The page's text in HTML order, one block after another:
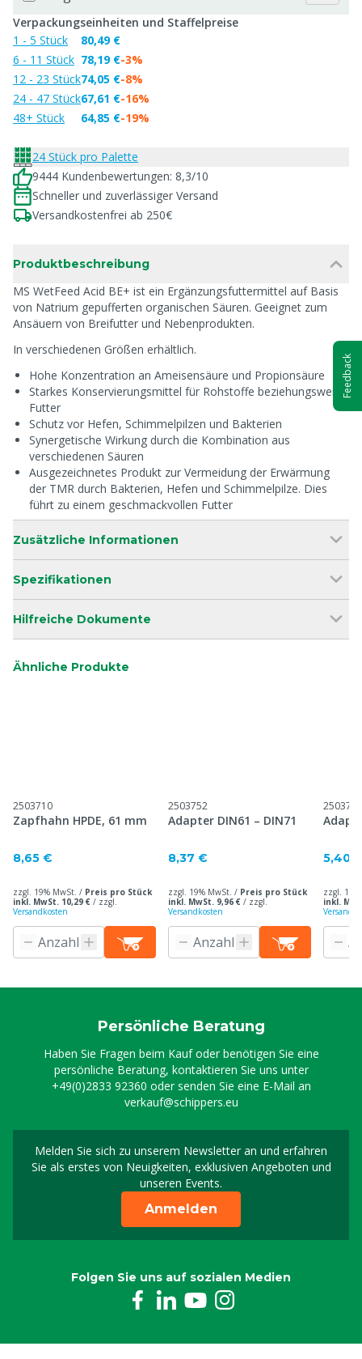
Verpackungseinheiten und Staffelpreise
1 - 5 Stück
6 - 11 Stück
12 - 23 Stück
24 - 47 Stück
48+ Stück
80,49 €
78,19 €
74,05 €
67,61 €
64,85 €
-3%
-8%
-16%
-19%
24 Stück pro Palette
9444 Kundenbewertungen: 8,3/10
Schneller und zuverlässiger Versand
Versandkostenfrei ab 250€
Produktbeschreibung
MS WetFeed Acid BE+ ist ein Ergänzungsfuttermittel auf Basis
von Natrium gepufferten organischen Säuren. Geeignet zum
Ansäuern von Breifutter und Nebenprodukten.
In verschiedenen Größen erhältlich.
Hohe Konzentration an Ameisensäure und Propionsäure
Starkes Konservierungsmittel für Rohstoffe beziehungsweise
Futter
Schutz vor Hefen, Schimmelpilzen und Bakterien
Synergetische Wirkung durch die Kombination aus
verschiedenen Säuren
Ausgezeichnetes Produkt zur Vermeidung der Erwärmung
der TMR durch Bakterien, Hefen und Schimmelpilze. Dies
führt zu einem geschmackvollen Futter
Zusätzliche Informationen
Spezifikationen
Hilfreiche Dokumente
Ähnliche Produkte
2503710
Zapfhahn HPDE, 61 mm
8,65 €
zzgl. 19% MwSt. / Preis pro Stück
inkl. MwSt. 10,29 € / zzgl.
Versandkosten
2503752
Adapter DIN61 – DIN71
8,37 €
zzgl. 19% MwSt. / Preis pro Stück
inkl. MwSt. 9,96 € / zzgl.
Versandkosten
2503755
5,40
zzgl.
inkl.
Persönliche Beratung
Haben Sie Fragen beim Kauf oder benötigen Sie eine
persönliche Beratung, kontaktieren Sie uns unter
+49(0)2833 92360 oder senden Sie eine E-Mail an
verkauf@schippers.eu
Melden Sie sich zu unserem Newsletter an und erfahren
Sie als erstes von Neuigkeiten, exklusiven Angeboten und
unseren Events.
Melden Sie sich für
Anmelden
Folgen Sie uns auf sozialen Medien
Feedback